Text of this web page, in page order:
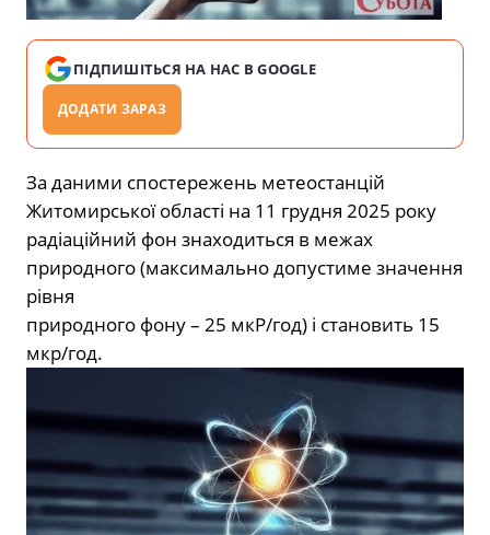
ПІДПИШІТЬСЯ НА НАС В GOOGLE
ДОДАТИ ЗАРАЗ
За даними спостережень метеостанцій
Житомирської області на 11 грудня 2025 року
радіаційний фон знаходиться в межах
природного (максимально допустиме значення
рівня
природного фону – 25 мкР/год) і становить 15
мкр/год.